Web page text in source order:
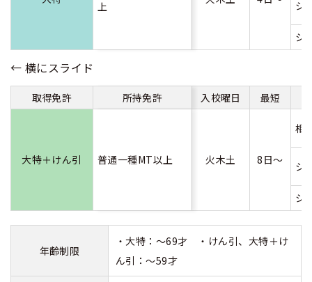
上 シ
シ
取得免許 所持免許 入校曜日 最短
大特＋けん引 普通一種MT以上 火木土 8日～
相
シ
シ
年齢制限
・大特：～69才 ・けん引、大特＋け
ん引：～59才